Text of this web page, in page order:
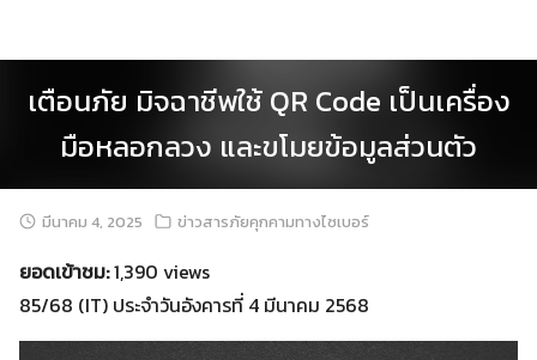
เตือนภัย มิจฉาชีพใช้ QR Code เป็นเครื่อง
มือหลอกลวง และขโมยข้อมูลส่วนตัว
มีนาคม 4, 2025 ข่าวสารภัยคุกคามทางไซเบอร์
ยอดเข้าชม:1,390 views
85/68 (IT) ประจำวันอังคารที่ 4 มีนาคม 2568